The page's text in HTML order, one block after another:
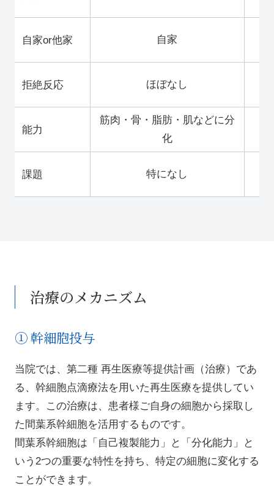
自家or他家 自家
拒絶反応 ほぼなし
能力
筋肉・骨・脂肪・肌などに分
化
課題 特になし
治療のメカニズム
① 幹細胞投与
当院では、第二種 再生医療等提供計画（治療）であ
る、幹細胞点滴療法を用いた再生医療を提供してい
ます。この治療は、患者様ご自身の細胞から採取し
た間葉系幹細胞を活用するものです。
間葉系幹細胞は「自己複製能力」と「分化能力」と
いう2つの重要な特性を持ち、特定の細胞に変化する
ことができます。